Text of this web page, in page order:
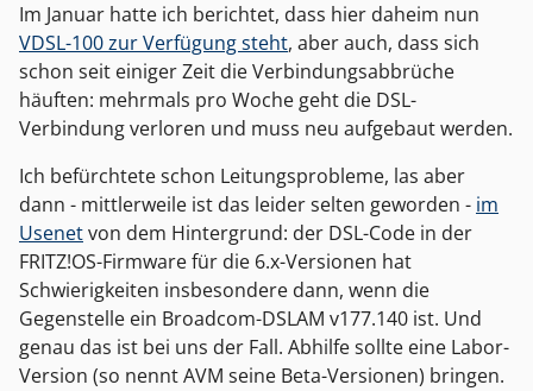
Im Januar hatte ich berichtet, dass hier daheim nun
VDSL-100 zur Verfügung steht, aber auch, dass sich
schon seit einiger Zeit die Verbindungsabbrüche
häuften: mehrmals pro Woche geht die DSL-
Verbindung verloren und muss neu aufgebaut werden.
Ich befürchtete schon Leitungsprobleme, las aber
dann - mittlerweile ist das leider selten geworden - im
Usenetvon dem Hintergrund: der DSL-Code in der
FRITZ!OS-Firmware für die 6.x-Versionen hat
Schwierigkeiten insbesondere dann, wenn die
Gegenstelle ein Broadcom-DSLAM v177.140 ist. Und
genau das ist bei uns der Fall. Abhilfe sollte eine Labor-
Version (so nennt AVM seine Beta-Versionen) bringen.